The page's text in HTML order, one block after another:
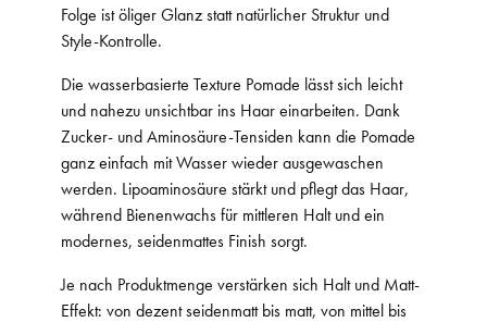
Folge ist öliger Glanz statt natürlicher Struktur und
Style-Kontrolle.
Die wasserbasierte Texture Pomade lässt sich leicht
und nahezu unsichtbar ins Haar einarbeiten. Dank
Zucker- und Aminosäure-Tensiden kann die Pomade
ganz einfach mit Wasser wieder ausgewaschen
werden. Lipoaminosäure stärkt und pflegt das Haar,
während Bienenwachs für mittleren Halt und ein
modernes, seidenmattes Finish sorgt.
Je nach Produktmenge verstärken sich Halt und Matt-
Effekt: von dezent seidenmatt bis matt, von mittel bis